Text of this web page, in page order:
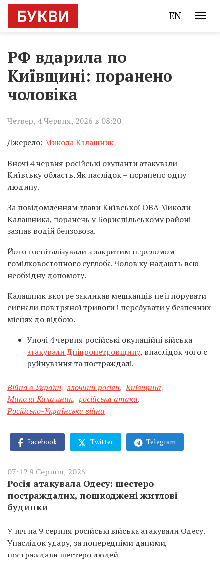
EN
РФ вдарила по
Київщині: поранено
чоловіка
Четвер, 4 Червня, 2026 в 08:20
Джерело: Микола Калашник
Вночі 4 червня російські окупанти атакували
Київську область. Як наслідок – поранено одну
людину.
За повідомленням глави Київської ОВА Миколи
Калашника, поранень у Бориспільському районі
зазнав водій бензовоза.
Його госпіталізували з закритим переломом
гомілковостопного суглоба. Чоловіку надають всю
необхідну допомогу.
Калашник вкотре закликав мешканців не ігнорувати
сигнали повітряної тривоги і перебувати у безпечних
місцях до відбою.
Уночі 4 червня російські окупаційні війська
атакували Дніпропетровщину, внаслідок чого є
руйнування та постраждалі.
Війна в Україні, злочини росіян, Київщина,
Микола Калашник, російська атака,
Російсько-Українська війна
Facebook Twitter Telegram
07:12 9 Серпня, 2026
Росія атакувала Одесу: шестеро
постраждалих, пошкоджені житлові
будинки
У ніч на 9 серпня російські війська атакували Одесу.
Унаслідок удару, за попередніми даними,
постраждали шестеро людей.